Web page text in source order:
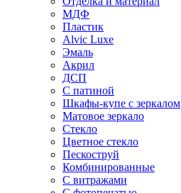
МДФ
Пластик
Alvic Luxe
Эмаль
Акрил
ДСП
С патиной
Шкафы-купе с зеркалом
Матовое зеркало
Стекло
Цветное стекло
Пескоструй
Комбинированные
С витражами